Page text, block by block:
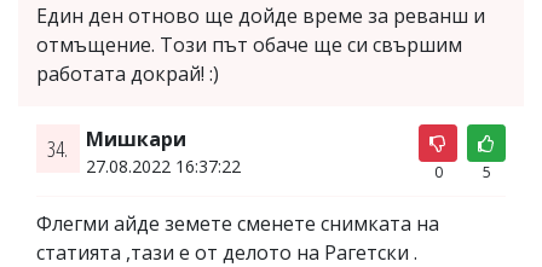
Един ден отново ще дойде време за реванш и
отмъщение. Този път обаче ще си свършим
работата докрай! :)
34. Мишкари
27.08.2022 16:37:22 0 5
Флегми айде земете сменете снимката на
статията ,тази е от делото на Рагетски .